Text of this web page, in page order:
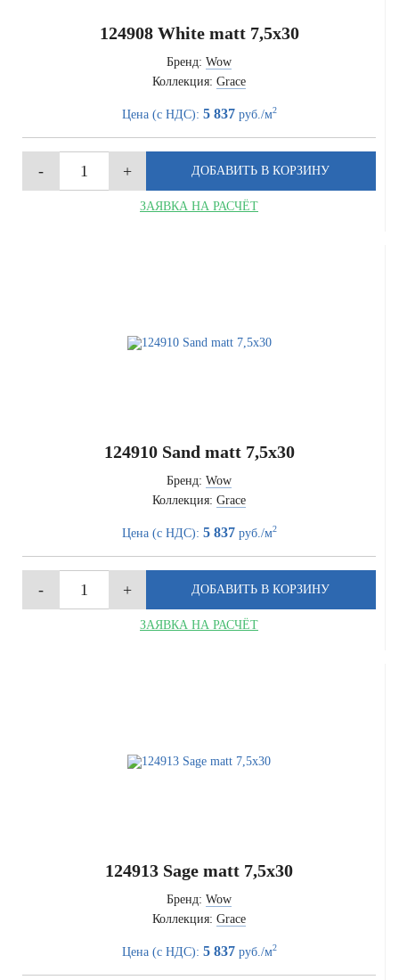
124908 White matt 7,5x30
Бренд: Wow
Коллекция: Grace
Цена (с НДС): 5 837руб./м2
ЗАЯВКА НА РАСЧЁТ
124910 Sand matt 7,5x30
Бренд: Wow
Коллекция: Grace
Цена (с НДС): 5 837руб./м2
ЗАЯВКА НА РАСЧЁТ
124913 Sage matt 7,5x30
Бренд: Wow
Коллекция: Grace
Цена (с НДС): 5 837руб./м2